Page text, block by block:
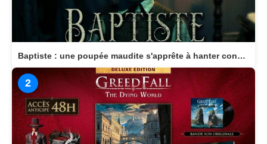
Baptiste : une poupée maudite s'apprête à hanter consoles et PC en 2026
2